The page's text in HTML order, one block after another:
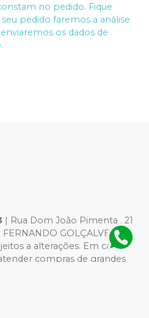
no pedido. Fique
pedido faremos a análise
os dados de
| Rua Dom João Pimenta , 21
GOLÇALVES
a alterações. Em caso
compras de grandes